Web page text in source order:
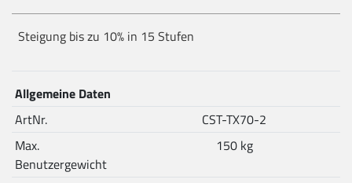
Steigung bis zu 10% in 15 Stufen
Allgemeine Daten
ArtNr.
CST-TX70-2
Max.
Benutzergewicht
150 kg